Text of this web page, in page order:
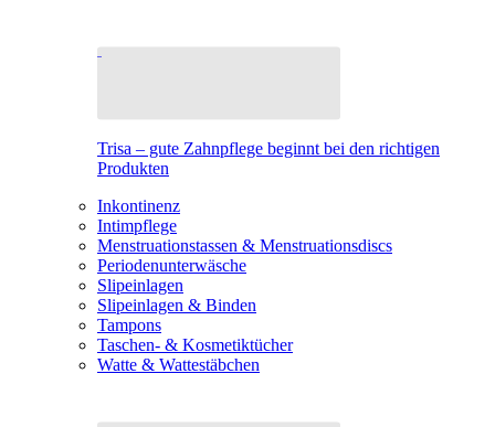
Trisa – gute Zahnpflege beginnt bei den richtigen
Produkten
Inkontinenz
Intimpflege
Menstruationstassen & Menstruationsdiscs
Periodenunterwäsche
Slipeinlagen
Slipeinlagen & Binden
Tampons
Taschen- & Kosmetiktücher
Watte & Wattestäbchen